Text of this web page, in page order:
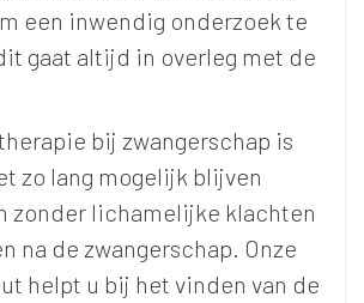
een inwendig onderzoek te
gaat altijd in overleg met de
bij zwangerschap is
zo lang mogelijk blijven
zonder lichamelijke klachten
na de zwangerschap. Onze
helpt u bij het vinden van de